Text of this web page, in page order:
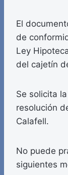
El
de
Ley
del cajetín
Se solicita
resolución
Calafell.
No puede
siguientes